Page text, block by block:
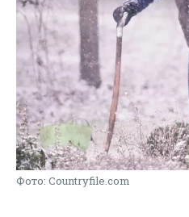
Фото: Сountryfile.com